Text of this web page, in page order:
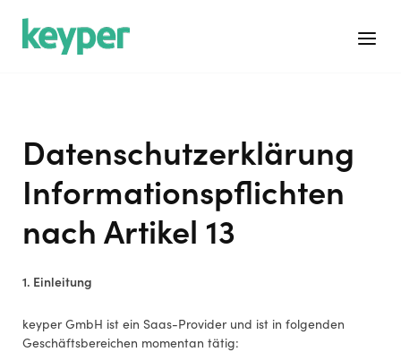
Home Menu
Datenschutzerklärung
Informationspflichten
nach Artikel 13
1. Einleitung
keyper GmbH ist ein Saas-Provider und ist in folgenden
Geschäftsbereichen momentan tätig: